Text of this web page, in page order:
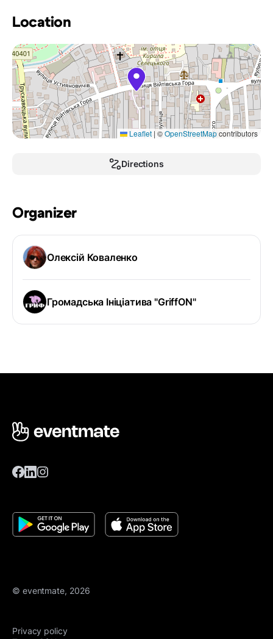
Location
Leaflet | ©OpenStreetMapcontributors
Directions
Organizer
Олексій Коваленко
Громадська Ініціатива "GriffON"
© eventmate, 2026
Privacy policy